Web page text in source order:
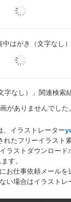
はがき（文字なし
字なし）」関連検索
がありませんでした。
、イラストレーター
たフリーイラスト
ラストダウンロード
す。
お仕事依頼メール
場合はイラストレ